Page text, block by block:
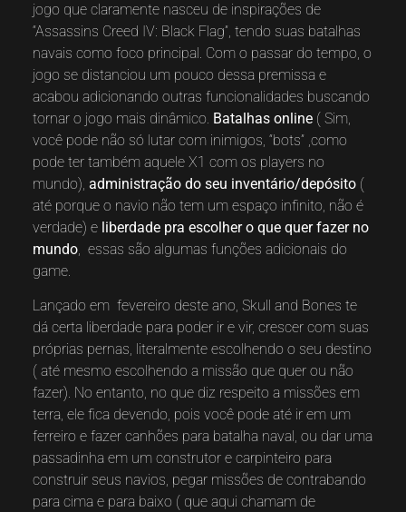
jogo que claramente nasceu de inspirações de
“Assassins Creed IV: Black Flag”, tendo suas batalhas
navais como foco principal. Com o passar do tempo, o
jogo se distanciou um pouco dessa premissa e
acabou adicionando outras funcionalidades buscando
tornar o jogo mais dinâmico. Batalhas online( Sim,
você pode não só lutar com inimigos, “bots” ,como
pode ter também aquele X1 com os players no
mundo), administração do seu inventário/depósito(
até porque o navio não tem um espaço infinito, não é
verdade) e liberdade pra escolher o que quer fazer no
mundo, essas são algumas funções adicionais do
game.
Lançado em fevereiro deste ano, Skull and Bones te
dá certa liberdade para poder ir e vir, crescer com suas
próprias pernas, literalmente escolhendo o seu destino
( até mesmo escolhendo a missão que quer ou não
fazer). No entanto, no que diz respeito a missões em
terra, ele fica devendo, pois você pode até ir em um
ferreiro e fazer canhões para batalha naval, ou dar uma
passadinha em um construtor e carpinteiro para
construir seus navios, pegar missões de contrabando
para cima e para baixo ( que aqui chamam de